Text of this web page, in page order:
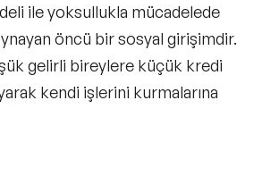
ile yoksullukla mücadelede
öncü bir sosyal girişimdir.
gelirli bireylere küçük kredi
kendi işlerini kurmalarına